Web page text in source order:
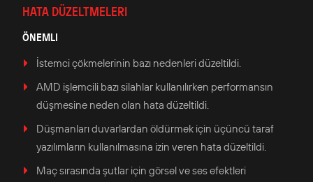
HATA DÜZELTMELERI
ÖNEMLI
İstemci çökmelerinin bazı nedenleri düzeltildi.
AMD işlemcili bazı silahlar kullanılırken performansın
düşmesine neden olan hata düzeltildi.
Düşmanları duvarlardan öldürmek için üçüncü taraf
yazılımların kullanılmasına izin veren hata düzeltildi.
Maç sırasında şutlar için görsel ve ses efektleri